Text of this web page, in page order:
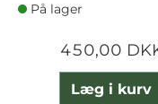
På lager
450,00
Læg i kurv